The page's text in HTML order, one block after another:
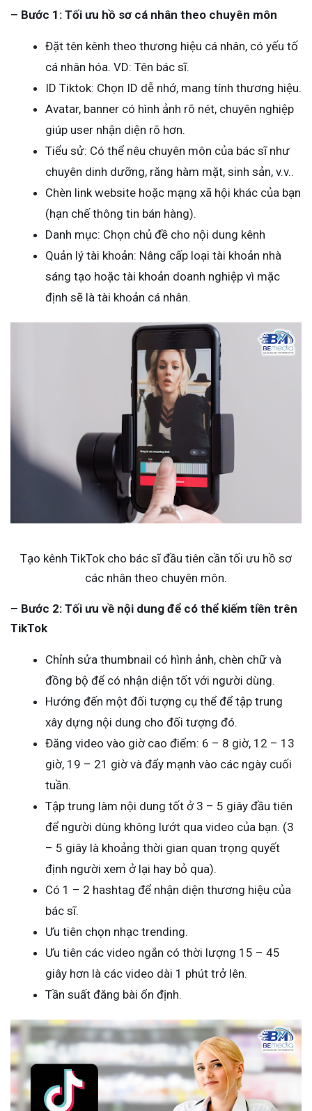
– Bước 1: Tối ưu hồ sơ cá nhân theo chuyên môn
Đặt tên kênh theo thương hiệu cá nhân, có yếu tố
cá nhân hóa. VD: Tên bác sĩ.
ID Tiktok: Chọn ID dễ nhớ, mang tính thương hiệu.
Avatar, banner có hình ảnh rõ nét, chuyên nghiệp
giúp user nhận diện rõ hơn.
Tiểu sử: Có thể nêu chuyên môn của bác sĩ như
chuyên dinh dưỡng, răng hàm mặt, sinh sản, v.v..
Chèn link website hoặc mạng xã hội khác của bạn
(hạn chế thông tin bán hàng).
Danh mục: Chọn chủ đề cho nội dung kênh
Quản lý tài khoản: Nâng cấp loại tài khoản nhà
sáng tạo hoặc tài khoản doanh nghiệp vì mặc
định sẽ là tài khoản cá nhân.
Tạo kênh TikTok cho bác sĩ đầu tiên cần tối ưu hồ sơ
các nhân theo chuyên môn.
– Bước 2: Tối ưu về nội dung để có thể kiếm tiền trên
TikTok
Chỉnh sửa thumbnail có hình ảnh, chèn chữ và
đồng bộ để có nhận diện tốt với người dùng.
Hướng đến một đối tượng cụ thể để tập trung
xây dựng nội dung cho đối tượng đó.
Đăng video vào giờ cao điểm: 6 – 8 giờ, 12 – 13
giờ, 19 – 21 giờ và đẩy mạnh vào các ngày cuối
tuần.
Tập trung làm nội dung tốt ở 3 – 5 giây đầu tiên
để người dùng không lướt qua video của bạn. (3
– 5 giây là khoảng thời gian quan trọng quyết
định người xem ở lại hay bỏ qua).
Có 1 – 2 hashtag để nhận diện thương hiệu của
bác sĩ.
Ưu tiên chọn nhạc trending.
Ưu tiên các video ngắn có thời lượng 15 – 45
giây hơn là các video dài 1 phút trở lên.
Tần suất đăng bài ổn định.